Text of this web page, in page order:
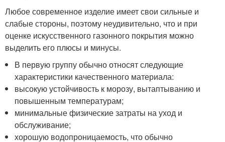
Любое современное изделие имеет свои сильные и
слабые стороны, поэтому неудивительно, что и при
оценке искусственного газонного покрытия можно
выделить его плюсы и минусы.
В первую группу обычно относят следующие
характеристики качественного материала:
высокую устойчивость к морозу, вытаптыванию и
повышенным температурам;
минимальные физические затраты на уход и
обслуживание;
хорошую водопроницаемость, что обычно